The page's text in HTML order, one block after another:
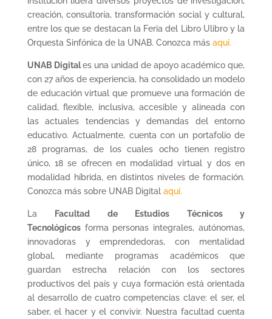
creación, consultoría, transformación social y cultural,
entre los que se destacan la Feria del Libro Ulibro y la
Orquesta Sinfónica de la UNAB. Conozca más aquí.
UNAB Digitales una unidad de apoyo académico que,
con 27 años de experiencia, ha consolidado un modelo
de educación virtual que promueve una formación de
calidad, flexible, inclusiva, accesible y alineada con
las actuales tendencias y demandas del entorno
educativo. Actualmente, cuenta con un portafolio de
28 programas, de los cuales ocho tienen registro
único, 18 se ofrecen en modalidad virtual y dos en
modalidad híbrida, en distintos niveles de formación.
Conozca más sobre UNAB Digital aquí.
La
Facultad de Estudios Técnicos y
Tecnológicosforma personas integrales, autónomas,
innovadoras y emprendedoras, con mentalidad
global, mediante programas académicos que
guardan estrecha relación con los sectores
productivos del país y cuya formación está orientada
al desarrollo de cuatro competencias clave: el ser, el
saber, el hacer y el convivir. Nuestra facultad cuenta